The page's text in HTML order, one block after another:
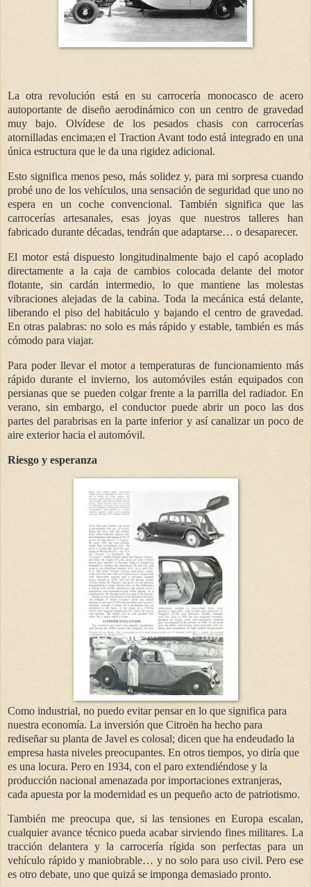
La otra revolución está en su carrocería monocasco de acero
autoportante de diseño aerodinámico con un centro de gravedad
muy bajo. Olvídese de los pesados chasis con carrocerías
atornilladas encima;en el Traction Avant todo está integrado en una
única estructura que le da una rigidez adicional.
Esto significa menos peso, más solidez y, para mi sorpresa cuando
probé uno de los vehículos, una sensación de seguridad que uno no
espera en un coche convencional.También significa que las
carrocerías artesanales, esas joyas que nuestros talleres han
fabricado durante décadas, tendrán que adaptarse… o desaparecer.
El motor está dispuesto longitudinalmente bajo el capó acoplado
directamente a la caja de cambios colocadadelante del motor
flotante,sin cardán intermedio, lo que mantiene las molestas
vibraciones alejadas de la cabina. Toda la mecánica está delante,
liberando el piso del habitáculo y bajando el centro de gravedad.
En otras palabras: no solo es más rápido y estable, también es más
cómodo para viajar.
Para poder llevar el motor a temperaturas de funcionamiento más
rápido durante el invierno, los automóviles están equipados con
persianas que se pueden colgar frente a la parrilla del radiador. En
verano, sin embargo, el conductor puede abrir un poco las dos
partes del parabrisas en la parte inferior y así canalizar un poco de
aire exterior hacia el automóvil.
Riesgo y esperanza
Como industrial, no puedo evitar pensar en lo que significa para
nuestra economía. La inversión que Citroën ha hecho para
rediseñar su planta de Javel es colosal; dicen que ha endeudado la
empresa hasta niveles preocupantes. En otros tiempos, yo diría que
es una locura. Pero en 1934, con el paro extendiéndose y la
producción nacional amenazada por importaciones extranjeras,
cada apuesta por la modernidad es un pequeño acto de patriotismo.
También me preocupa que, si las tensiones en Europa escalan,
cualquier avance técnico pueda acabar sirviendo fines militares. La
tracción delantera y la carrocería rígida son perfectas para un
vehículo rápido y maniobrable… y no solo para uso civil. Pero ese
es otro debate, uno que quizá se imponga demasiado pronto.